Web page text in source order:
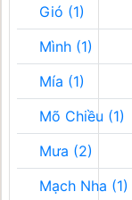
Gió (1)
Mình (1)
Mía (1)
Mõ Chiều (1)
Mưa (2)
Mạch Nha (1)